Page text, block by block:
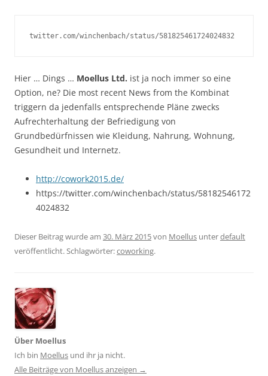
twitter.com/winchenbach/status/581825461724024832
Hier … Dings … Moellus Ltd. ist ja noch immer so eine
Option, ne? Die most recent News from the Kombinat
triggern da jedenfalls entsprechende Pläne zwecks
Aufrechterhaltung der Befriedigung von
Grundbedürfnissen wie Kleidung, Nahrung, Wohnung,
Gesundheit und Internetz.
http://cowork2015.de/
https://twitter.com/winchenbach/status/58182546172
4024832
Dieser Beitrag wurde am 30. März 2015von Moellus unterdefault
veröffentlicht. Schlagwörter:coworking.
Über Moellus
Ich bin Moellus und ihr ja nicht.
Alle Beiträge von Moellus anzeigen →